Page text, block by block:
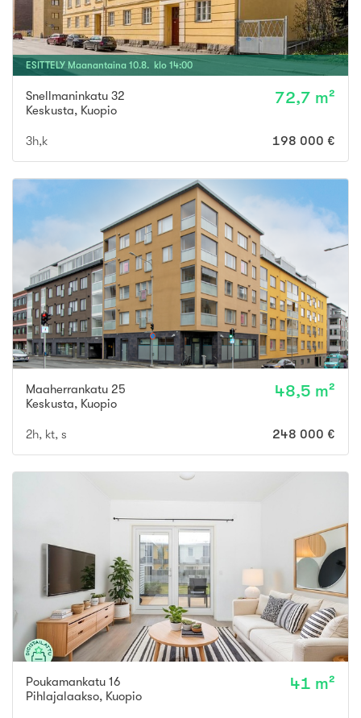
ESITTELY Maanantaina 10.8. klo 14:00
Snellmaninkatu 32
Keskusta, Kuopio
72,7 m²
3h,k 198 000 €
Maaherrankatu 25
Keskusta, Kuopio
48,5 m²
2h, kt, s 248 000 €
Poukamankatu 16
Pihlajalaakso, Kuopio
41 m²